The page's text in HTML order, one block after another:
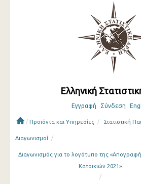
Ελληνική
Εγγραφή Σύνδεση
/ Προϊόντα και Υπηρεσίες / Στατιστική
Διαγωνισμοί /
Διαγωνισμός για το λογότυπο της
Κατοικιών 2021»
/